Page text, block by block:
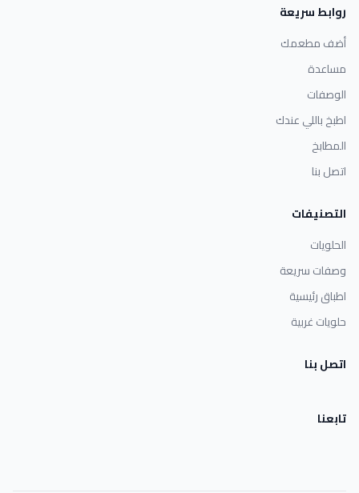
روابط سريعة
أضف مطعمك
مساعدة
الوصفات
اطبخ باللي عندك
المطابخ
اتصل بنا
التصنيفات
الحلويات
وصفات سريعة
اطباق رئيسية
حلويات غربية
اتصل بنا
تابعنا